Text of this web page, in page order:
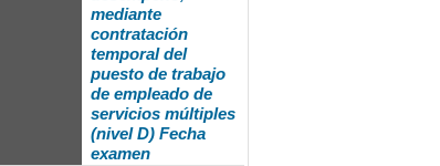
mediante
contratación
temporal del
puesto de trabajo
de empleado de
servicios múltiples
(nivel D) Fecha
examen